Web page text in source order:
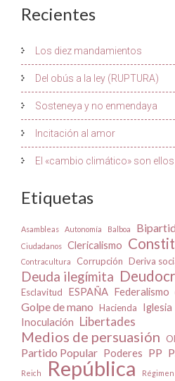
Recientes
Los diez mandamientos
Del obús a la ley (RUPTURA)
Sosteneya y no enmendaya
Incitación al amor
El «cambio climático» son ellos
Etiquetas
Asambleas Autonomía Balboa
Ciudadanos
Clericalismo
Contracultura Corrupción Deriva
Deuda ilegímita
Esclavitud ESPAÑA Federalismo
Golpe de mano Hacienda Iglesia
Inoculación Libertades
Medios de persuasión
Partido Popular Poderes PP
Reich República Régimen